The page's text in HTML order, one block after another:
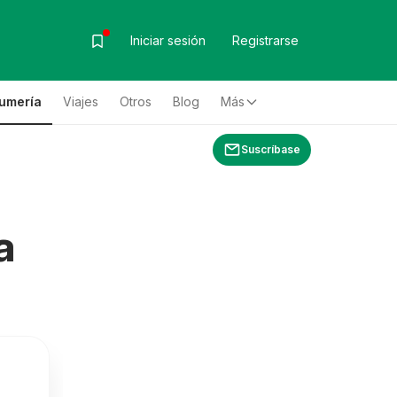
Iniciar sesión Registrarse
Viajes Otros Blog Más
Suscríbase